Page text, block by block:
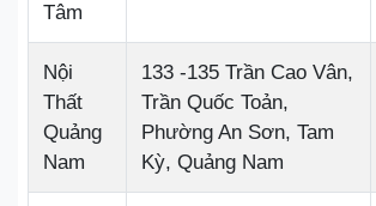
Tâm
Nội
Thất
Quảng
Nam
133 -135 Trần Cao Vân,
Trần Quốc Toản,
Phường An Sơn, Tam
Kỳ, Quảng Nam